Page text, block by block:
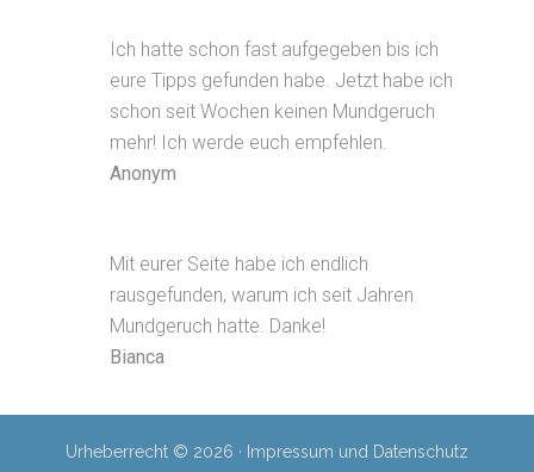
Ich hatte schon fast aufgegeben bis ich
eure Tipps gefunden habe. Jetzt habe ich
schon seit Wochen keinen Mundgeruch
mehr! Ich werde euch empfehlen.
Anonym
Mit eurer Seite habe ich endlich
rausgefunden, warum ich seit Jahren
Mundgeruch hatte. Danke!
Bianca
Urheberrecht © 2026 · Impressum und Datenschutz